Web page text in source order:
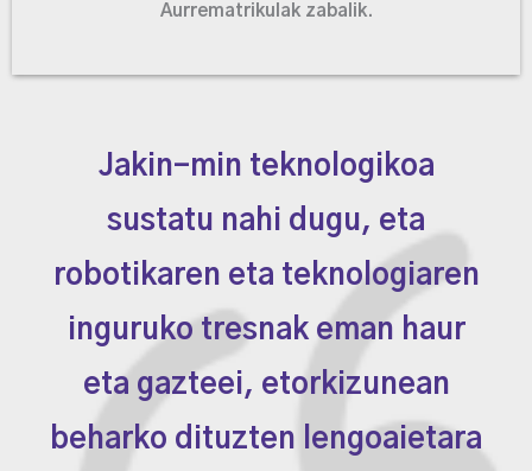
Aurrematrikulak zabalik.
Jakin-min teknologikoa
sustatu nahi dugu, eta
robotikaren eta teknologiaren
inguruko tresnak eman haur
eta gazteei, etorkizunean
beharko dituzten lengoaietara